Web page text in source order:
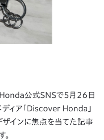
公式SNSで5月26日
ディア「Discover Honda」
ザインに焦点を当てた記事